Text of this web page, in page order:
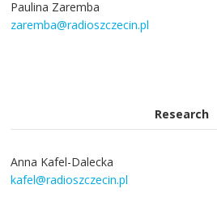
Paulina Zaremba
zaremba@radioszczecin.pl
Research
Anna Kafel-Dalecka
kafel@radioszczecin.pl